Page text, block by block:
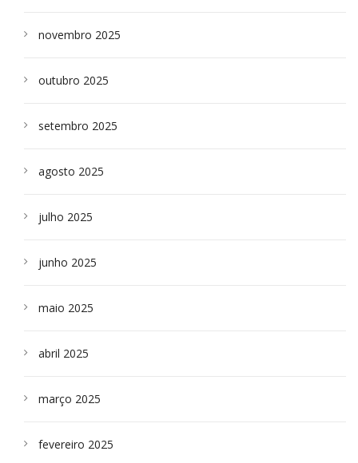
novembro 2025
outubro 2025
setembro 2025
agosto 2025
julho 2025
junho 2025
maio 2025
abril 2025
março 2025
fevereiro 2025